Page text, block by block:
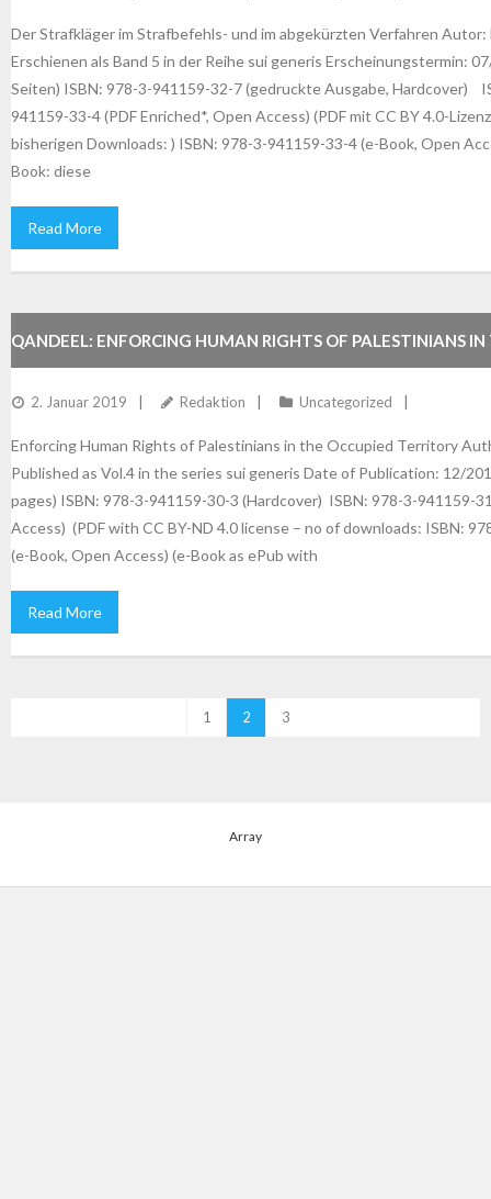
Der Strafkläger im Strafbefehls- und im abgekürzten Verfahren
Erschienen als Band 5 in der Reihe sui generis Erscheinungstermin:
Seiten) ISBN: 978-3-941159-32-7 (gedruckte Ausgabe, Hardcover)
941159-33-4 (PDF Enriched*, Open Access) (PDF mit CC BY 4.0-
bisherigen Downloads: ) ISBN: 978-3-941159-33-4 (e-Book, Open
Book: diese
Read More
QANDEEL: ENFORCING HUMAN RIGHTS OF PALESTINIANS IN
TERRITORY
2. Januar 2019 Redaktion Uncategorized
Enforcing Human Rights of Palestinians in the Occupied Territory
Published as Vol.4 in the series sui generis Date of Publication: 12/
pages) ISBN: 978-3-941159-30-3 (Hardcover) ISBN: 978-3-941159-
Access) (PDF with CC BY-ND 4.0 license – no of downloads: ISBN:
(e-Book, Open Access) (e-Book as ePub with
Read More
1 2 3
Array